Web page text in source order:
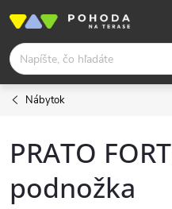
obsah
Nábytok
PRATO
podnožka